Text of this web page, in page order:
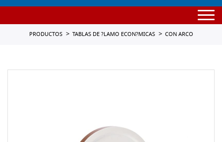
PRODUCTOS TABLAS DE ?LAMO ECON?MICAS CON ARCO